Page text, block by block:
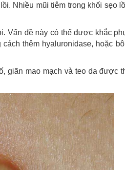
Nhiều mũi tiêm trong khối sẹo
Vấn đề này có thể được khắc
thêm hyaluronidase, hoặc
giãn mao mạch và teo da được